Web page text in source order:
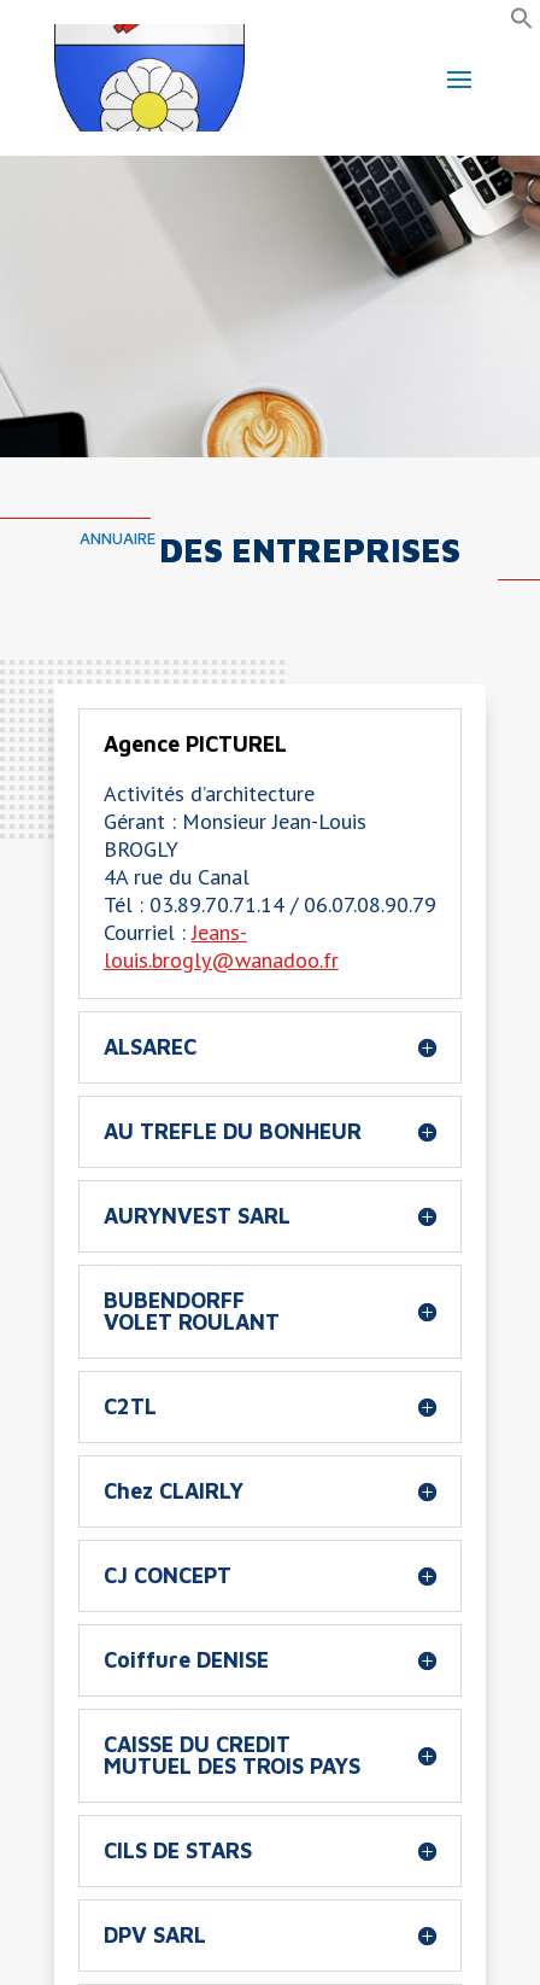
ANNUAIRE DES ENTREPRISES
Agence PICTUREL
Activités d’architecture
Gérant : Monsieur Jean-Louis
BROGLY
4A rue du Canal
Tél : 03.89.70.71.14 / 06.07.08.90.79
Courriel :Jeans-
louis.brogly@wanadoo.fr
ALSAREC
AU TREFLE DU BONHEUR
AURYNVEST SARL
BUBENDORFF
VOLET ROULANT
C2TL
Chez CLAIRLY
CJ CONCEPT
Coiffure DENISE
CAISSE DU CREDIT
MUTUEL DES TROIS PAYS
CILS DE STARS
DPV SARL